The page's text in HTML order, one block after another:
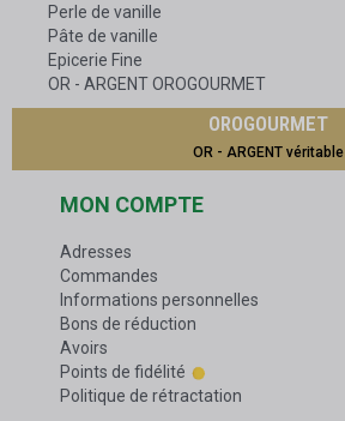
Perle de vanille
Pâte de vanille
Epicerie Fine
OR - ARGENT OROGOURMET
OROGOURMET
OR - ARGENT véritable
MON COMPTE
Adresses
Commandes
Informations personnelles
Bons de réduction
Avoirs
Points de fidélité
Politique de rétractation